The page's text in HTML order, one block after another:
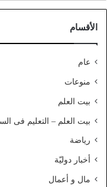
ا
ل
ف
ا
ا
ل
ط
ا
الأقسام
عام
منوعات
بيت العلم
بيت العلم – التعليم فى
رياضة
أخبار دوليّة
مال و أعمال